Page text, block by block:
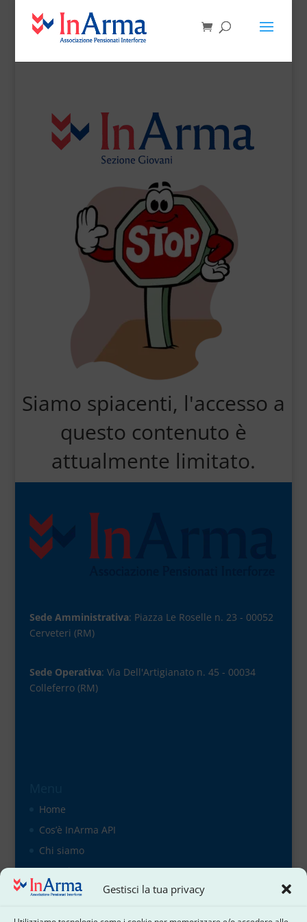
Gestisci la tua privacy
Siamo spiacenti, l'accesso a
questo contenuto è
attualmente limitato.
Sede Amministrativa: Piazza Le Roselle n. 23 - 00052
Cerveteri (RM)
Sede Operativa: Via Dell'Artigianato n. 45 - 00034
Colleferro (RM)
Home
Cos’è InArma API
Chi siamo
Organigramma
il direttivo